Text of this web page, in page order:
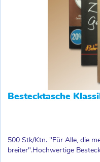
Bestecktasche
500 Stk/Ktn. "Für Alle, die
breiter".Hochwertige